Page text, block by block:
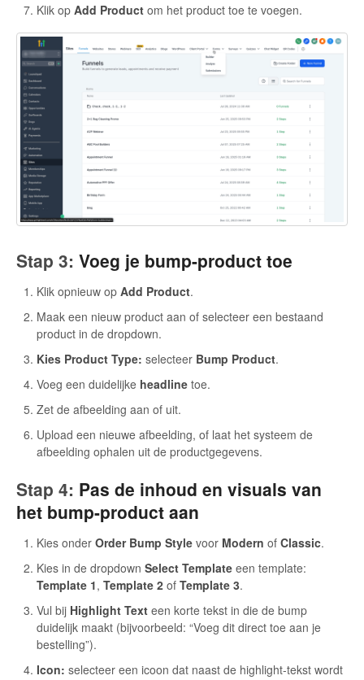
Klik op Add Product om het product toe te voegen.
Stap 3: Voeg je bump-product toe
Klik opnieuw op Add Product.
Maak een nieuw product aan of selecteer een bestaand
product in de dropdown.
Kies Product Type: selecteer Bump Product.
Voeg een duidelijke headline toe.
Zet de afbeelding aan of uit.
Upload een nieuwe afbeelding, of laat het systeem de
afbeelding ophalen uit de productgegevens.
Stap 4: Pas de inhoud en visuals van
het bump-product aan
Kies onder Order Bump Style voor Modern of Classic.
Kies in de dropdown Select Template een template:
Template 1, Template 2 of Template 3.
Vul bij Highlight Text een korte tekst in die de bump
duidelijk maakt (bijvoorbeeld: “Voeg dit direct toe aan je
bestelling”).
Icon: selecteer een icoon dat naast de highlight-tekst wordt